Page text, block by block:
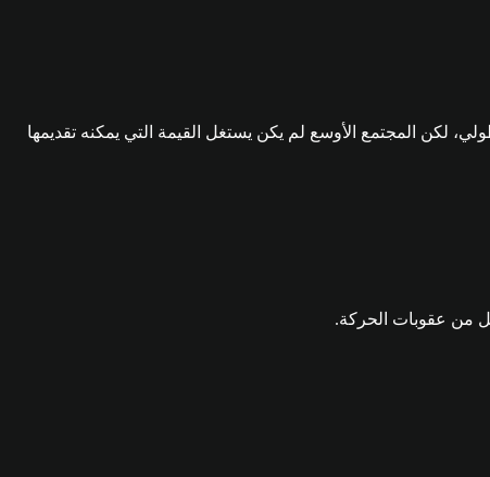
لكن المجتمع الأوسع لم يكن يستغل القيمة التي يمكنه تقديمها
من عقوبات الحركة.